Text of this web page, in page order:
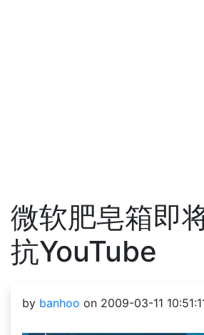
微软肥皂箱即
抗YouTube
by banhoo on 2009-03-11